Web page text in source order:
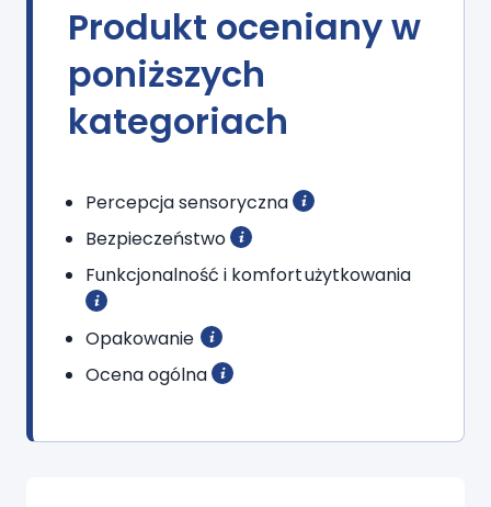
Produkt oceniany w
poniższych
kategoriach
Percepcja sensoryczna
Bezpieczeństwo
Funkcjonalność i komfort użytkowania
Opakowanie
Ocena ogólna